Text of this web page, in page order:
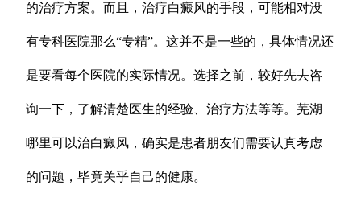
的治疗方案。而且，治疗白癜风的手段，可能相对没
有专科医院那么“专精”。这并不是一些的，具体情况还
是要看每个医院的实际情况。选择之前，较好先去咨
询一下，了解清楚医生的经验、治疗方法等等。芜湖
哪里可以治白癜风，确实是患者朋友们需要认真考虑
的问题，毕竟关乎自己的健康。